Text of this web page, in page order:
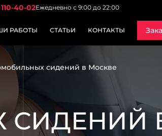
40-02Ежедневно с 9:00 до 22:00
РАБОТЫ СТАТЬИ КОНТАКТЫ
сидений в Москве
СИДЕНИЙ